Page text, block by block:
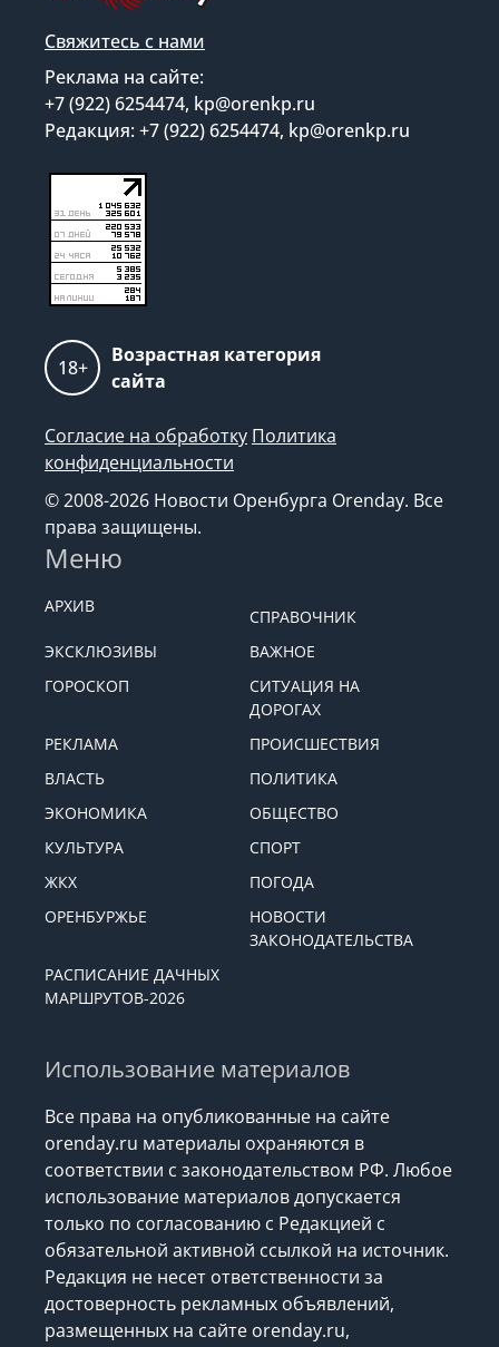
Свяжитесь с нами
Реклама на сайте:
+7 (922) 6254474, kp@orenkp.ru
Редакция: +7 (922) 6254474, kp@orenkp.ru
18+
Возрастная категория
сайта
Согласие на обработку Политика
конфиденциальности
© 2008-2026 Новости Оренбурга Orenday. Все
права защищены.
Меню
АРХИВ
СПРАВОЧНИК
ЭКСКЛЮЗИВЫ
ВАЖНОЕ
ГОРОСКОП
СИТУАЦИЯ НА
ДОРОГАХ
РЕКЛАМА
ПРОИСШЕСТВИЯ
ВЛАСТЬ
ПОЛИТИКА
ЭКОНОМИКА
ОБЩЕСТВО
КУЛЬТУРА
СПОРТ
ЖКХ
ПОГОДА
ОРЕНБУРЖЬЕ
НОВОСТИ
ЗАКОНОДАТЕЛЬСТВА
РАСПИСАНИЕ ДАЧНЫХ
МАРШРУТОВ-2026
Использование материалов
Все права на опубликованные на сайте
orenday.ru материалы охраняются в
соответствии с законодательством РФ. Любое
использование материалов допускается
только по согласованию с Редакцией с
обязательной активной ссылкой на источник.
Редакция не несет ответственности за
достоверность рекламных объявлений,
размещенных на сайте orenday.ru,